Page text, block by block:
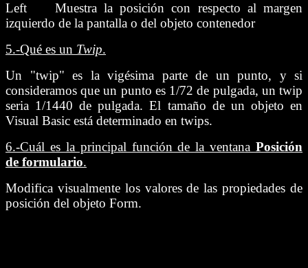
Left Muestra la posición con respecto al margen
izquierdo de la pantalla o del objeto contenedor
5.-Qué es un Twip.
Un "twip" es la vigésima parte de un punto, y si
consideramos que un punto es 1/72 de pulgada, un twip
seria 1/1440 de pulgada. El tamaño de un objeto en
Visual Basic está determinado en twips.
6.-Cuál es la principal función de la ventana Posición
de formulario.
Modifica visualmente los valores de las propiedades de
posición del objeto Form.